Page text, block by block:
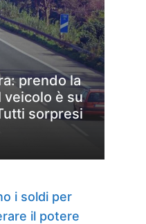
prendo la
veicolo è su
sorpresi
i soldi per
il potere